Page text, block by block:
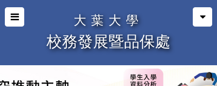
大葉大學
校務發展暨品保處